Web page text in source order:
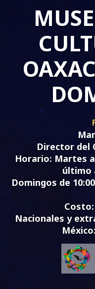
Director del
Horario: Martes
último
Domingos de
Costo:
Nacionales y